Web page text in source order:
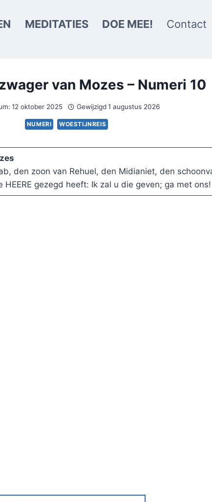
MEDITATIES DOE MEE! Contact
van Mozes – Numeri 10
12 oktober 2025 Gewijzigd 1 augustus 2026
NUMERI WOESTIJNREIS
den zoon van Rehuel, den Midianiet, den
gezegd heeft: Ik zal u die geven; ga met ons!